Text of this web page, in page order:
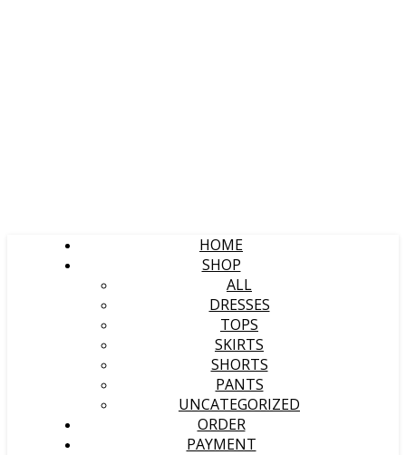
HOME
SHOP
ALL
DRESSES
TOPS
SKIRTS
SHORTS
PANTS
UNCATEGORIZED
ORDER
PAYMENT